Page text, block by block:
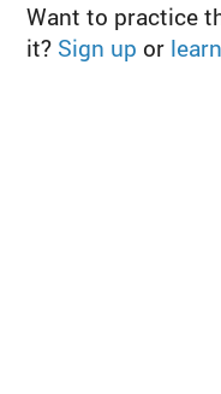
Want to practice
it? Sign up or